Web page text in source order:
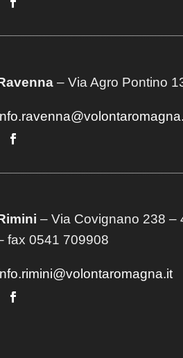
– Via Agro Pontino
– Via Covignano 238 –
fax 0541 709908